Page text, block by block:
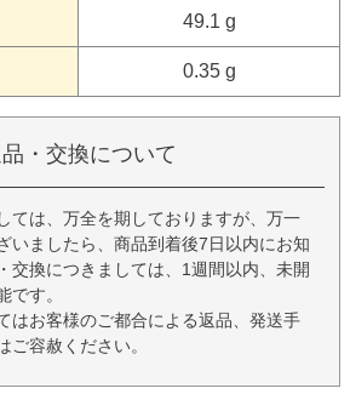
49.1 g
0.35 g
・交換について
ては、万全を期しておりますが、万一
いましたら、商品到着後7日以内にお知
交換につきましては、1週間以内、未開
です。
はお客様のご都合による返品、発送手
ご容赦ください。